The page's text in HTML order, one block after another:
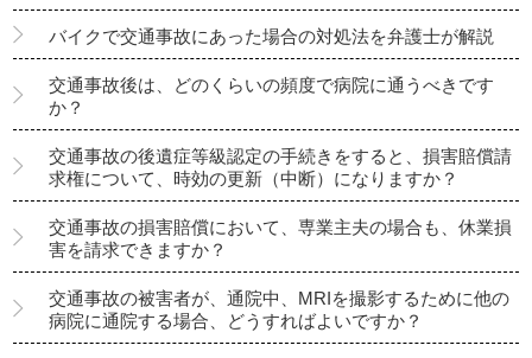
バイクで交通事故にあった場合の対処法を弁護士が解説
交通事故後は、どのくらいの頻度で病院に通うべきです
か？
交通事故の後遺症等級認定の手続きをすると、損害賠償請
求権について、時効の更新（中断）になりますか？
交通事故の損害賠償において、専業主夫の場合も、休業損
害を請求できますか？
交通事故の被害者が、通院中、MRIを撮影するために他の
病院に通院する場合、どうすればよいですか？